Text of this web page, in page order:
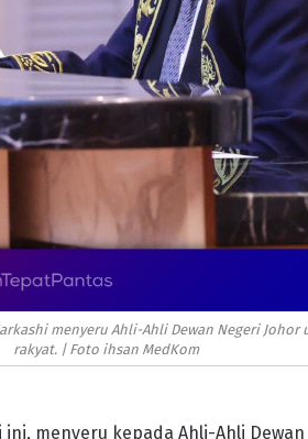
menyeru Ahli-Ahli Dewan Negeri
rakyat. | Foto ihsan MedKom
ini, menyeru kepada Ahli-Ahli